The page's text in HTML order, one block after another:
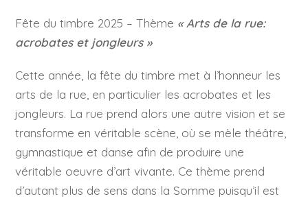
Fête du timbre 2025 – Thème « Arts de la rue:
acrobates et jongleurs »
Cette année, la fête du timbre met à l’honneur les
arts de la rue, en particulier les acrobates et les
jongleurs. La rue prend alors une autre vision et se
transforme en véritable scène, où se mèle théâtre,
gymnastique et danse afin de produire une
véritable oeuvre d’art vivante. Ce thème prend
d’autant plus de sens dans la Somme puisqu’il est